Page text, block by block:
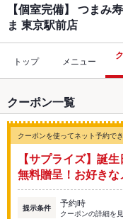
【個室完備】 つまみ
ま 東京駅前店
トップ メニュー
クーポン一覧
クーポンを使ってネット予約で
【サプライズ】誕
無料贈呈！お好き
提示条件 予約時
クーポンの詳細を